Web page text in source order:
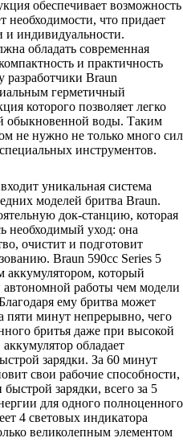
обеспечивает возможность
необходимости, что придает
и индивидуальности.
обладать современная
и практичность
Braun
герметичный
которого позволяет легко
обыкновенной воды. Таким
не нужно не только много сил
инструментов.
уникальная система
моделей бритва Braun.
док-станцию, которая
необходимый уход: она
очистит и подготовит
Braun 590cc Series 5
который
работы чем модели
ему бритва может
пяти минут непрерывно, чего
бритья даже при высокой
обладает
зарядки. За 60 минут
свои рабочие способности,
зарядки, всего за 5
для одного полноценного
4 световых индикатора
великолепным элементом